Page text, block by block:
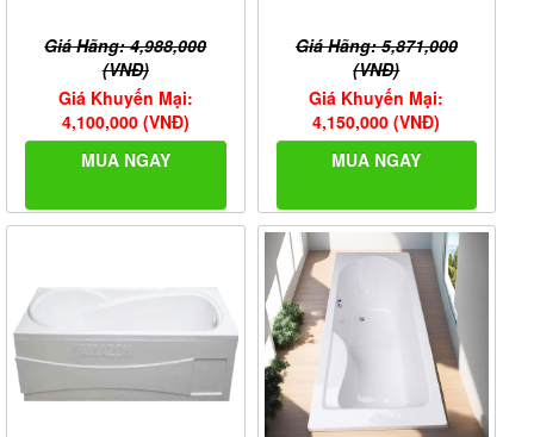
Giá Hãng: 4,988,000
(VNĐ)
Giá Khuyến Mại:
4,100,000 (VNĐ)
MUA NGAY
Giá Hãng: 5,871,000
(VNĐ)
Giá Khuyến Mại:
4,150,000 (VNĐ)
MUA NGAY